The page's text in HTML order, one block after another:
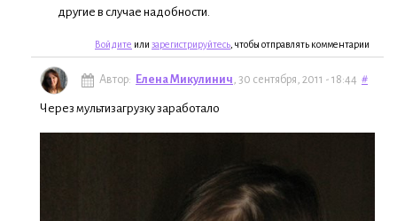
другие в случае надобности.
Войдите или зарегистрируйтесь , чтобы отправлять комментарии
Автор: Елена Микулинич, 30 сентября, 2011 - 18:44 #
Через мультизагрузку заработало